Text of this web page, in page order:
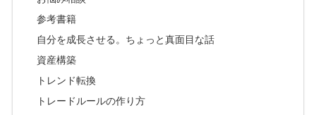
参考書籍
自分を成長させる。ちょっと真面目な話
資産構築
トレンド転換
トレードルールの作り方